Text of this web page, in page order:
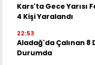
Kars'ta Gece Yarısı
4 Kişi Yaralandı
22:53
Aladağ'da Çalınan 8
Durumda